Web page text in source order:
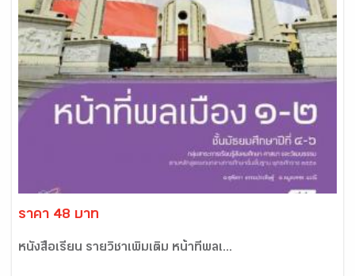
ราคา 48 บาท
หนังสือเรียน รายวิชาเพิ่มเติม หน้าที่พลเ...